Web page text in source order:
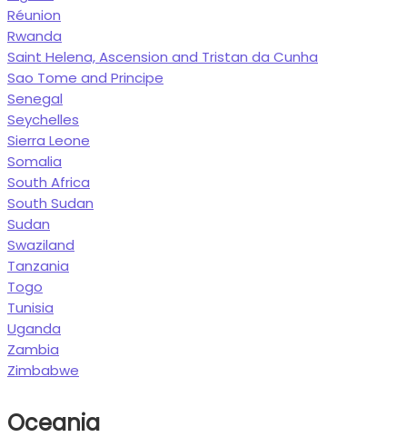
Réunion
Rwanda
Saint Helena, Ascension and Tristan da Cunha
Sao Tome and Principe
Senegal
Seychelles
Sierra Leone
Somalia
South Africa
South Sudan
Sudan
Swaziland
Tanzania
Togo
Tunisia
Uganda
Zambia
Zimbabwe
Oceania